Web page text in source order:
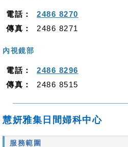
電話：
2486 8270
傳真：
2486 8271
內視鏡部
電話：
2486 8296
傳真：
2486 8515
慧妍雅集日間婦科中心
服務範圍